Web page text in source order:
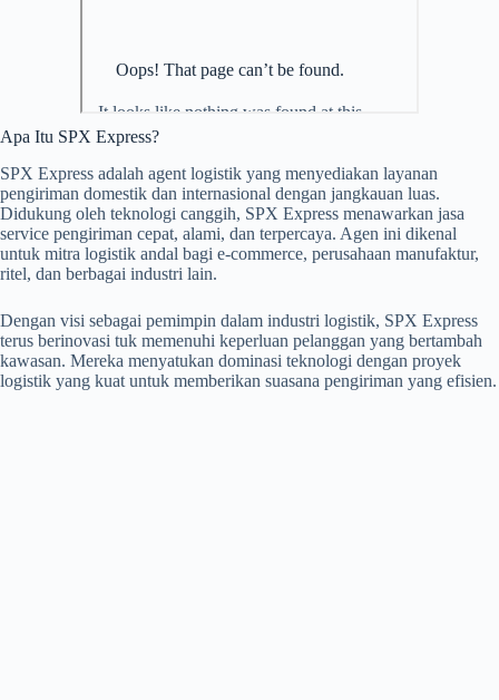
Apa Itu SPX Express?
SPX Express adalah agent logistik yang menyediakan layanan
pengiriman domestik dan internasional dengan jangkauan luas.
Didukung oleh teknologi canggih, SPX Express menawarkan jasa
service pengiriman cepat, alami, dan terpercaya. Agen ini dikenal
untuk mitra logistik andal bagi e-commerce, perusahaan manufaktur,
ritel, dan berbagai industri lain.
Dengan visi sebagai pemimpin dalam industri logistik, SPX Express
terus berinovasi tuk memenuhi keperluan pelanggan yang bertambah
kawasan. Mereka menyatukan dominasi teknologi dengan proyek
logistik yang kuat untuk memberikan suasana pengiriman yang efisien.